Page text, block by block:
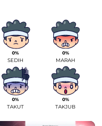
0%
SEDIH
0%
MARAH
0%
TAKUT
0%
TAKJUB